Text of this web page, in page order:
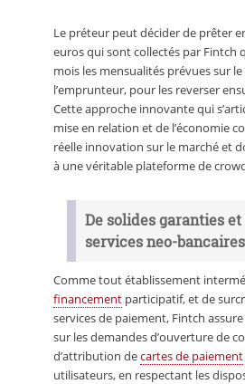
Le préteur peut décider de prêter
euros qui sont collectés par Fintch
mois les mensualités prévues sur
l’emprunteur, pour les reverser
Cette approche innovante qui
mise en relation et de l’économie
réelle innovation sur le marché et
à une véritable plateforme de
De solides garanties et
services neo-
Comme tout établissement
financementparticipatif, et de
services de paiement, Fintch
sur les demandes d’ouverture de
d’attribution decartes de paiement
utilisateurs, en respectant les